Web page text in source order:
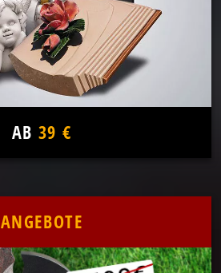
AB 39 €
ANGEBOTE